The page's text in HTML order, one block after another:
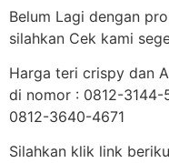
Belum Lagi dengan
silahkan Cek kami
Harga teri crispy dan
di nomor : 0812-
0812-3640-4671
Silahkan klik link